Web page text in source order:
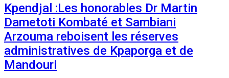
Kpendjal :Les honorables Dr Martin
Dametoti Kombaté et Sambiani
Arzouma reboisent les réserves
administratives de Kpaporga et de
Mandouri